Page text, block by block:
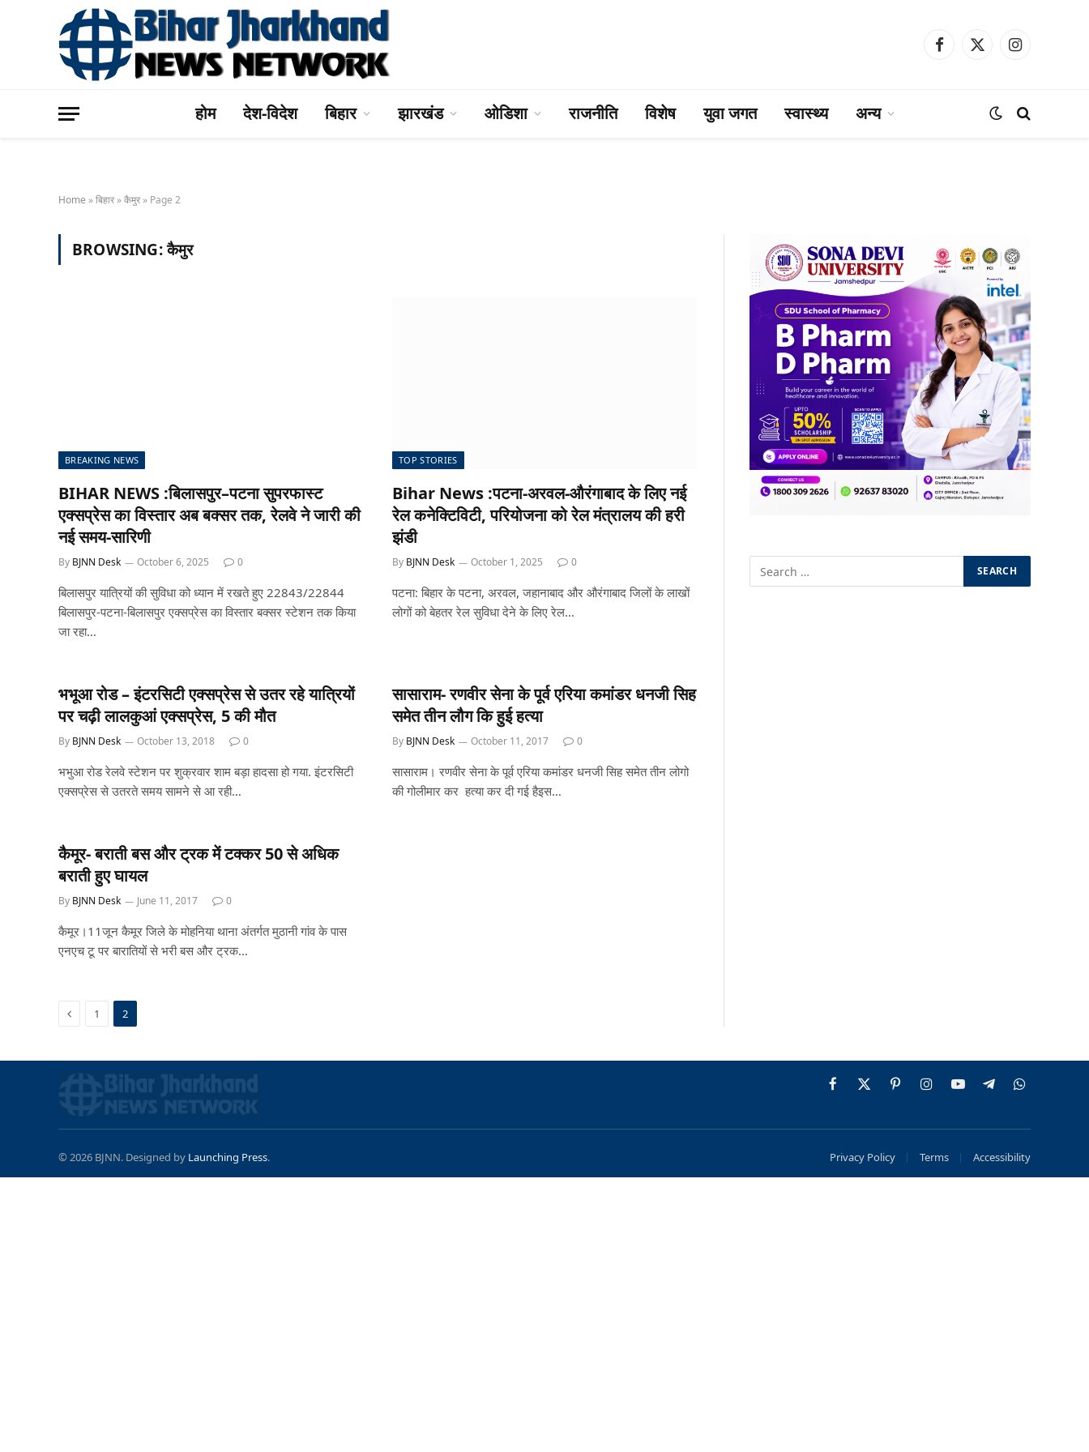
Facebook
X
Instagram
होम देश-विदेश बिहार झारखंड ओडिशा राजनीति विशेष युवा जगत स्वास्थ्य अन्य
Home »बिहार »कैमुर » Page 2
BROWSING:कैमुर
BREAKING NEWS
BIHAR NEWS :बिलासपुर–पटना सुपरफास्ट
एक्सप्रेस का विस्तार अब बक्सर तक, रेलवे ने जारी की
नई समय-सारिणी
By BJNN Desk October 6, 2025 0
बिलासपुर यात्रियों की सुविधा को ध्यान में रखते हुए 22843/22844
बिलासपुर-पटना-बिलासपुर एक्सप्रेस का विस्तार बक्सर स्टेशन तक किया
जा रहा…
TOP STORIES
Bihar News :पटना-अरवल-औरंगाबाद के लिए नई
रेल कनेक्टिविटी, परियोजना को रेल मंत्रालय की हरी
झंडी
By BJNN Desk October 1, 2025 0
पटना: बिहार के पटना, अरवल, जहानाबाद और औरंगाबाद जिलों के लाखों
लोगों को बेहतर रेल सुविधा देने के लिए रेल…
भभूआ रोड – इंटरसिटी एक्‍सप्रेस से उतर रहे यात्रियों
पर चढ़ी लालकुआं एक्‍सप्रेस, 5 की मौत
By BJNN Desk October 13, 2018 0
भभुआ रोड रेलवे स्‍टेशन पर शुक्रवार शाम बड़ा हादसा हो गया. इंटरसिटी
एक्‍सप्रेस से उतरते समय सामने से आ रही…
सासाराम- रणवीर सेना के पूर्व एरिया कमांडर धनजी सिह
समेत तीन लौग कि हुई हत्या
By BJNN Desk October 11, 2017 0
सासाराम। रणवीर सेना के पूर्व एरिया कमांडर धनजी सिह समेत तीन लोगो
की गोलीमार कर हत्या कर दी गई हैइस…
कैमूर- बराती बस और ट्रक में टक्कर 50 से अधिक
बराती हुए घायल
By BJNN Desk June 11, 2017 0
कैमूर।11जून कैमूर जिले के मोहनिया थाना अंतर्गत मुठानी गांव के पास
एनएच टू पर बारातियों से भरी बस और ट्रक…
Previous
1 2
Facebook
X
PinterestInstagramYouTubeTelegramWhatsApp
© 2026 BJNN. Designed by Launching Press. Privacy Policy Terms Accessibility